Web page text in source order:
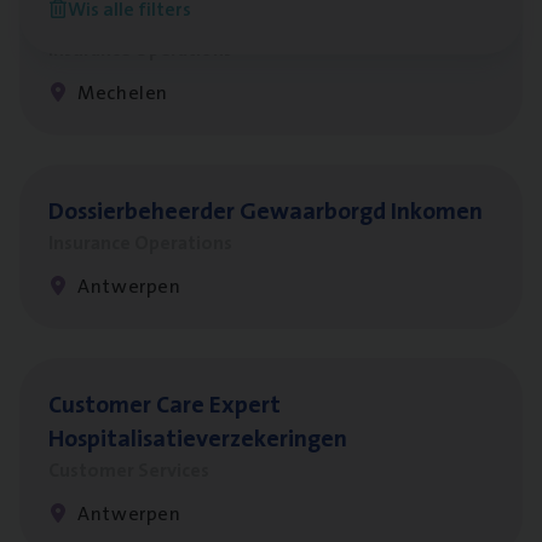
Wis alle filters
re­da Huys­mans — Mechelen
Mechelen
Dos­sier­be­heer­der Gewaar­borgd Inkomen
Antwerpen
Cus­to­mer Care Expert
Hospitalisatieverzekeringen
Antwerpen